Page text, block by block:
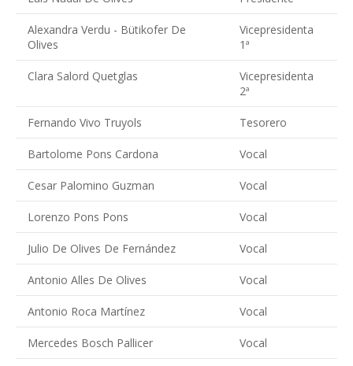
Alexandra Verdu - Bütikofer De
Olives
Vicepresidenta
1ª
Clara Salord Quetglas
Vicepresidenta
2ª
Fernando Vivo Truyols Tesorero
Bartolome Pons Cardona Vocal
Cesar Palomino Guzman Vocal
Lorenzo Pons Pons Vocal
Julio De Olives De Fernández Vocal
Antonio Alles De Olives Vocal
Antonio Roca Martínez Vocal
Mercedes Bosch Pallicer Vocal